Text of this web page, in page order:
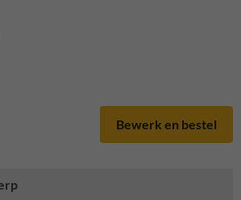
Bewerk en bestel